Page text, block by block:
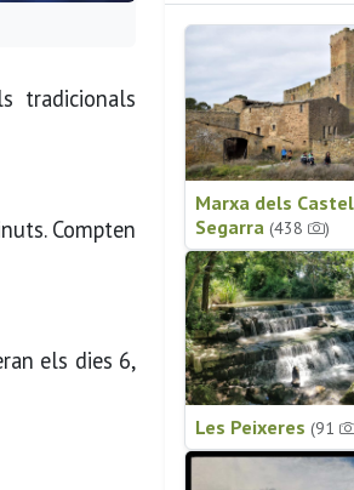
tradicionals
Compten
els dies 6,
Marxa dels
Segarra (438 )
Les Peixeres (91